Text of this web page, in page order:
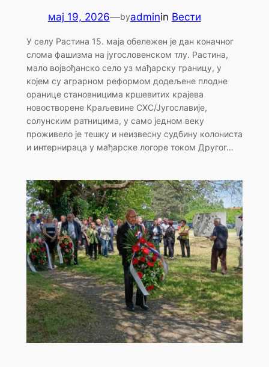
мај 19, 2026—byadminin Вести
У селу Растина 15. маја обележен је дан коначног
слома фашизма на југословенском тлу. Растина,
мало војвођанско село уз мађарску границу, у
којем су аграрном реформом додељене плодне
оранице становницима кршевитих крајева
новостворене Краљевине СХС/Југославије,
солунским ратницима, у само једном веку
проживело је тешку и неизвесну судбину колониста
и интернираца у мађарске логоре током Другог…